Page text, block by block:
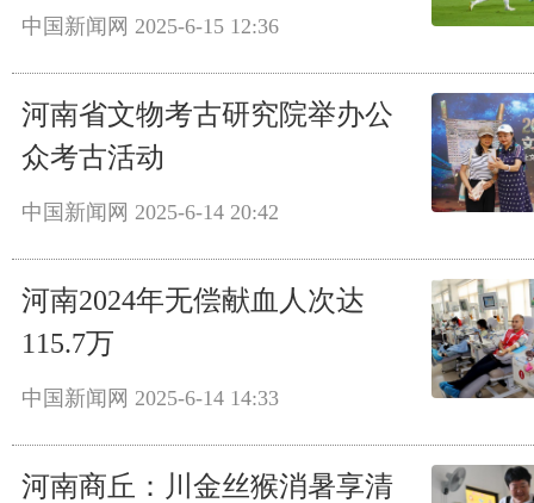
中国新闻网 2025-6-15 12:36
河南省文物考古研究院举办公
众考古活动
中国新闻网 2025-6-14 20:42
河南2024年无偿献血人次达
115.7万
中国新闻网 2025-6-14 14:33
河南商丘：川金丝猴消暑享清